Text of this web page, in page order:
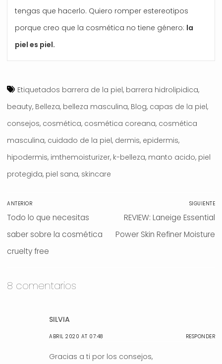
tengas que hacerlo. Quiero romper estereotipos
porque creo que la cosmética no tiene género: la
piel es piel.
Etiquetados barrera de la piel, barrera hidrolipidica,
beauty, Belleza, belleza masculina, Blog, capas de la piel,
consejos, cosmética, cosmética coreana, cosmética
masculina, cuidado de la piel, dermis, epidermis,
hipodermis, imthemoisturizer, k-belleza, manto acido, piel
protegida, piel sana, skincare
Navegación
de
entradas
ANTERIOR
Entrada
anterior:
Todo lo que necesitas
saber sobre la cosmética
cruelty free
SIGUIENTE
Entrada
siguiente:
REVIEW: Laneige Essential
Power Skin Refiner Moisture
8 comentarios
SILVIA
ABRIL 2020 AT 07:48 RESPONDER
Gracias a ti por los consejos,